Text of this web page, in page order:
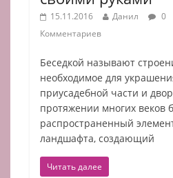
15.11.2016 Данил
0
Комментариев
Беседкой называют
необходимое для
приусадебной части и
протяжении многих веков
распространенный
ландшафта, создающий
Читать далее